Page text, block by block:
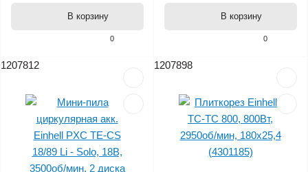
0
В корзину
0
В корзину
1207812 1207898